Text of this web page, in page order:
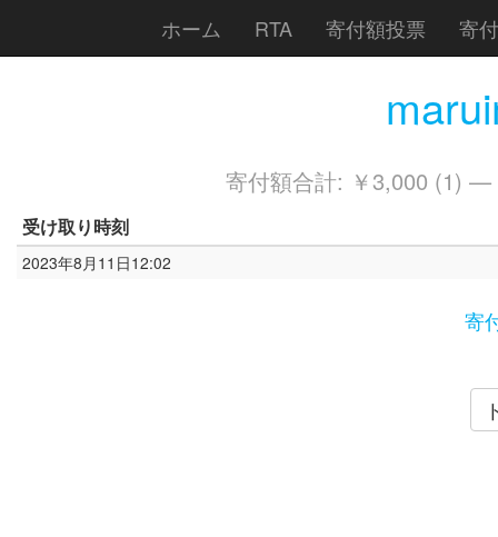
ホーム RTA 寄付額投票 寄
寄付額合計: ￥3,000 (1) —
受け取り時刻
2023年8月11日12:02
寄